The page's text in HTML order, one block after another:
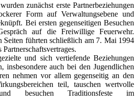
zunächst erste Partnerbeziehungen
Form auf Verwaltungsebene und
Bei ersten gegenseitigen Besuchen
auf die Freiwillige Feuerwehr.
Seiten führten schließlich am 7. Mai 1994
und sich vertiefende Beziehungen
insbesondere auch bei den Jugendlichen
nehmen vor allem gegenseitig an den
teil, tauschen wertvolle
besuchen Traditionsfeste im